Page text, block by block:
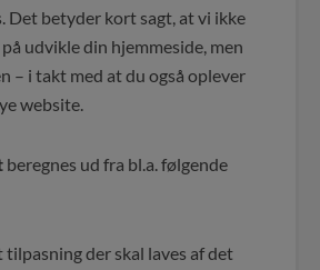
Det betyder kort sagt, at vi ikke
udvikle din hjemmeside, men
– i takt med at du også oplever
website.
beregnes ud fra bl.a. følgende
tilpasning der skal laves af det